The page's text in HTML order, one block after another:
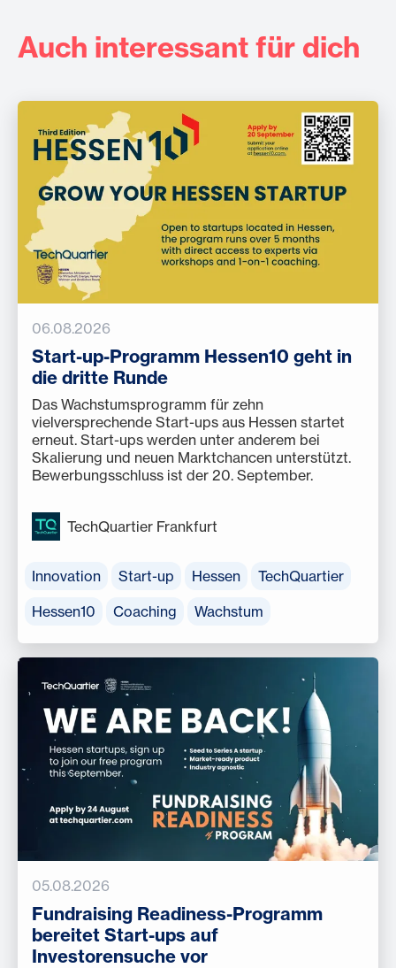
Auch interessant für dich
06.08.2026
Start-up-Programm Hessen10 geht in
die dritte Runde
Das Wachstumsprogramm für zehn
vielversprechende Start-ups aus Hessen startet
erneut. Start-ups werden unter anderem bei
Skalierung und neuen Marktchancen unterstützt.
Bewerbungsschluss ist der 20. September.
TechQuartier Frankfurt
Innovation Start-up Hessen
TechQuartier
Hessen10
Coaching Wachstum
05.08.2026
Fundraising Readiness-Programm
bereitet Start-ups auf
Investorensuche vor